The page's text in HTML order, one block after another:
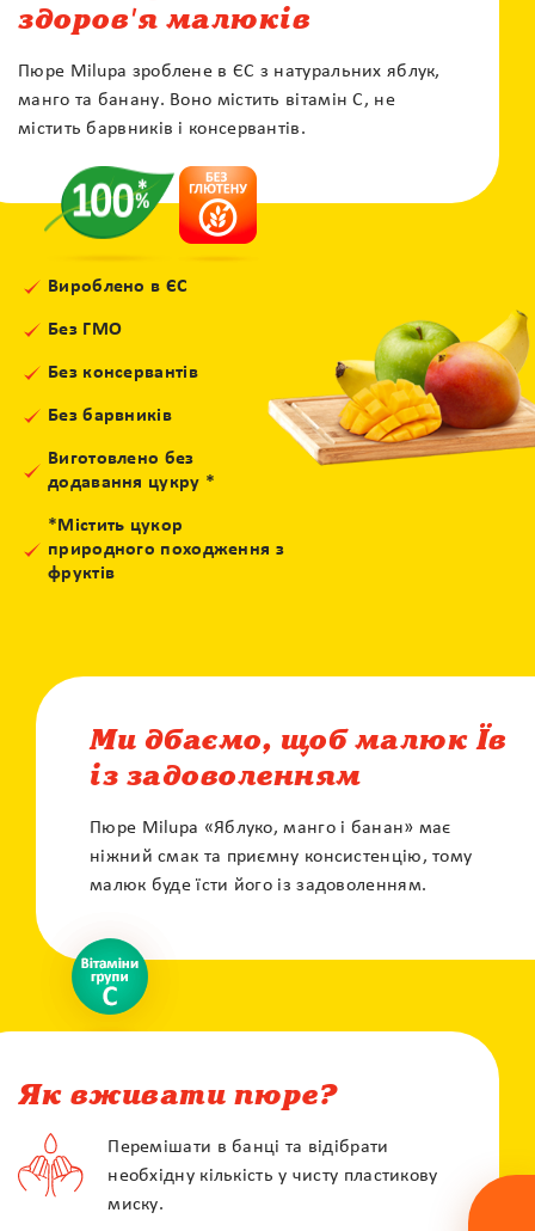
Контакт центр
Залиште своє питання і наші фахівці
здоров'я малюків
Пюре Milupa зроблене в ЄС з натуральних яблук,
манго та банану. Воно містить вітамін С, не
містить барвників і консервантів.
Вироблено в ЄС
Без ГМО
Без консервантів
Без барвників
Виготовлено без
додавання цукру *
*Містить цукор
природного походження з
фруктів
Ми дбаємо, щоб малюк Їв
із задоволенням
Пюре Milupa «Яблуко, манго і банан» має
ніжний смак та приємну консистенцію, тому
малюк буде їсти його із задоволенням.
Як вживати пюре?
Перемішати в банці та відібрати
необхідну кількість у чисту пластикову
миску.